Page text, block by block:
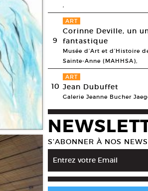
,
9
ART
Corinne Deville, un
fantastique
Musée d’Art et d’Histoire
Sainte-Anne (MAHHSA),
10
ART
Jean Dubuffet
Galerie Jeanne Bucher
S’ABONNER À NOS